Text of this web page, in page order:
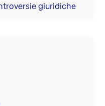
giuridiche